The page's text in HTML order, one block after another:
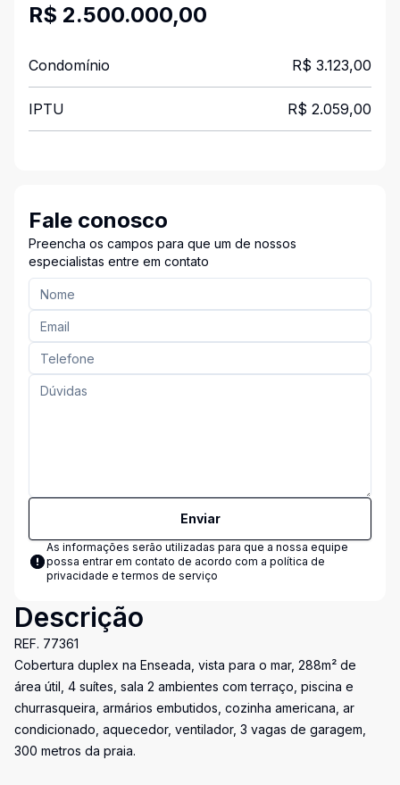
R$ 2.500.000,00
Condomínio R$ 3.123,00
IPTU R$ 2.059,00
Fale conosco
Preencha os campos para que um de nossos
especialistas entre em contato
Enviar
As informações serão utilizadas para que a nossa equipe
possa entrar em contato de acordo com a política de
privacidade e termos de serviço
Descrição
REF. 77361
Cobertura duplex na Enseada, vista para o mar, 288m² de
área útil, 4 suítes, sala 2 ambientes com terraço, piscina e
churrasqueira, armários embutidos, cozinha americana, ar
condicionado, aquecedor, ventilador, 3 vagas de garagem,
300 metros da praia.